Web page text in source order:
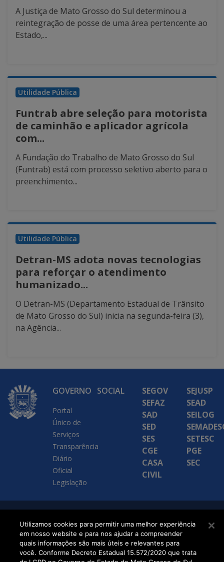
A Justiça de Mato Grosso do Sul determinou a
reintegração de posse de uma área pertencente ao
Estado,...
Utilidade Pública
Funtrab abre seleção para motorista
de caminhão e aplicador agrícola
com...
A Fundação do Trabalho de Mato Grosso do Sul
(Funtrab) está com processo seletivo aberto para o
preenchimento...
Utilidade Pública
Detran-MS adota novas tecnologias
para reforçar o atendimento
humanizado...
O Detran-MS (Departamento Estadual de Trânsito
de Mato Grosso do Sul) inicia na segunda-feira (3),
na Agência...
GOVERNO
Portal
Único de
Serviços
Transparência
Diário
Oficial
Legislação
SOCIAL
SEGOV
SEFAZ
SAD
SED
SES
CGE
CASA
CIVIL
SEJUSP
SEAD
SEILOG
SETESC
PGE
SEC
SETDIG | Secretaria-
Executiva de
Transformação Digital
Utilizamos cookies para permitir uma melhor experiência
em nosso website e para nos ajudar a compreender
quais informações são mais úteis e relevantes para
você. Conforme Decreto Estadual 15.572/2020 que trata